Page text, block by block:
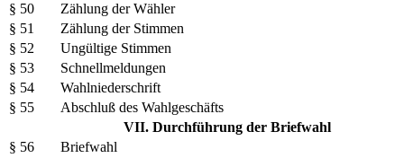
§ 50
Zählung der Wähler
§ 51
Zählung der Stimmen
§ 52
Ungültige Stimmen
§ 53
Schnellmeldungen
§ 54
Wahlniederschrift
§ 55
Abschluß des Wahlgeschäfts
VII. Durchführung der Briefwahl
§ 56
Briefwahl